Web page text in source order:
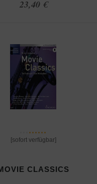
23,40 €
[sofort verfügbar]
CLASSICS